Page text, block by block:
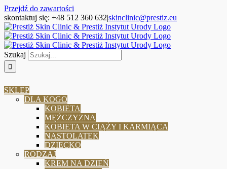
Przejdź do zawartości
skontaktuj się: +48 512 360 632|skinclinic@prestiz.eu
Szukaj
SKLEP
DLA KOGO
KOBIETA
MĘŻCZYZNA
KOBIETA W CIĄŻY I KARMIĄCA
NASTOLATEK
DZIECKO
RODZAJ
KREM NA DZIEŃ